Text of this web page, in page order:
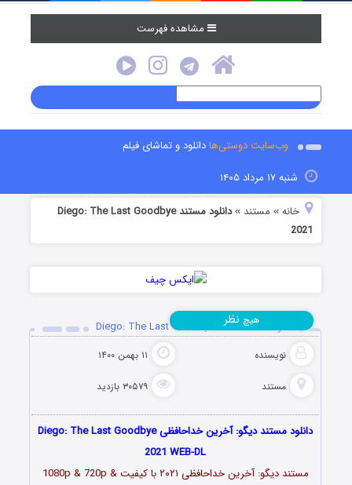
مشاهده فهرست
وب‌سایت دوستی‌هادانلود و تماشای فیلم
شنبه ۱۷ مرداد ۱۴۰۵
خانه » مستند »
دانلود مستند Diego: The Last Goodbye
2021
دانلود مستند Diego: The Last Goodbye 2021
نویسنده ۱۱ بهمن ۱۴۰۰
مستند ۳۰۵۷۹ بازدید
هیچ نظر
دانلود مستند دیگو: آخرین خداحافظی Diego: The Last Goodbye
2021 WEB-DL
مستنددیگو: آخرین خداحافظی ۲۰۲۱
با کیفیت 1080p & 720p &